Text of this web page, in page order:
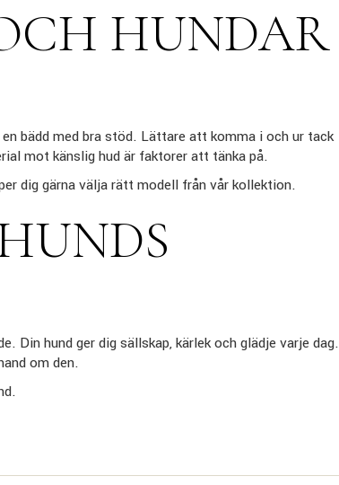
HUNDAR
bädd med bra stöd. Lättare att komma i och ur tack
mot känslig hud är faktorer att tänka på.
dig gärna välja rätt modell från vår kollektion.
Din hund ger dig sällskap, kärlek och glädje varje dag.
om den.